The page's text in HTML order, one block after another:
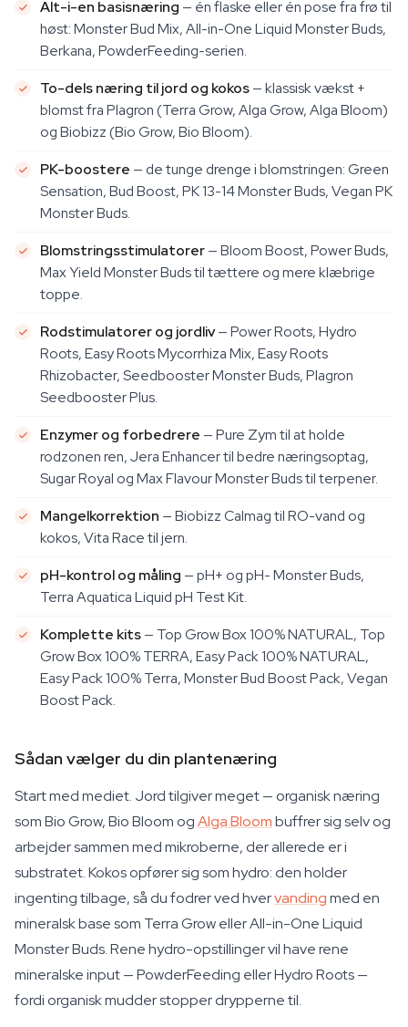
Alt-i-en basisnæring — én flaske eller én pose fra frø til
høst: Monster Bud Mix, All-in-One Liquid Monster Buds,
Berkana, PowderFeeding-serien.
To-dels næring til jord og kokos— klassisk vækst +
blomst fra Plagron (Terra Grow, Alga Grow, Alga Bloom)
og Biobizz (Bio Grow, Bio Bloom).
PK-boostere — de tunge drenge i blomstringen: Green
Sensation, Bud Boost, PK 13-14 Monster Buds, Vegan PK
Monster Buds.
Blomstringsstimulatorer— Bloom Boost, Power Buds,
Max Yield Monster Buds til tættere og mere klæbrige
toppe.
Rodstimulatorer og jordliv— Power Roots, Hydro
Roots, Easy Roots Mycorrhiza Mix, Easy Roots
Rhizobacter, Seedbooster Monster Buds, Plagron
Seedbooster Plus.
Enzymer og forbedrere — Pure Zym til at holde
rodzonen ren, Jera Enhancer til bedre næringsoptag,
Sugar Royal og Max Flavour Monster Buds til terpener.
Mangelkorrektion — Biobizz Calmag til RO-vand og
kokos, Vita Race til jern.
pH-kontrol og måling — pH+ og pH- Monster Buds,
Terra Aquatica Liquid pH Test Kit.
Komplette kits— Top Grow Box 100% NATURAL, Top
Grow Box 100% TERRA, Easy Pack 100% NATURAL,
Easy Pack 100% Terra, Monster Bud Boost Pack, Vegan
Boost Pack.
Sådan vælger du din plantenæring
Start med mediet. Jord tilgiver meget — organisk næring
som Bio Grow, Bio Bloom ogAlga Bloombuffrer sig selv og
arbejder sammen med mikroberne, der allerede er i
substratet. Kokos opfører sig som hydro: den holder
ingenting tilbage, så du fodrer ved hvervandingmed en
mineralsk base som Terra Grow eller All-in-One Liquid
Monster Buds. Rene hydro-opstillinger vil have rene
mineralske input — PowderFeeding eller Hydro Roots —
fordi organisk mudder stopper drypperne til.